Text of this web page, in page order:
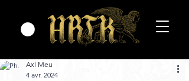
Axl Meu
4 avr. 2024